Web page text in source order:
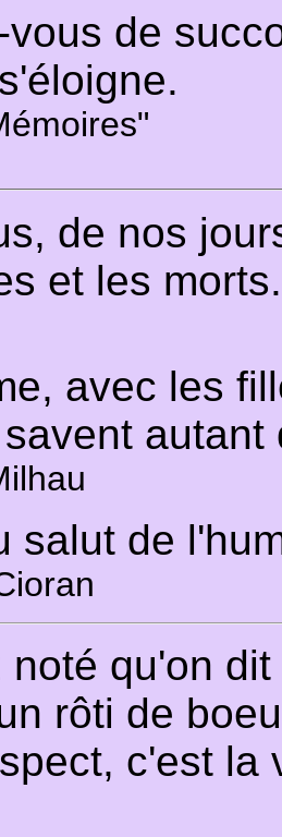
vous de
de nos
et les morts.
avec les
autant
salut de
noté qu'on
rôti de
c'est la